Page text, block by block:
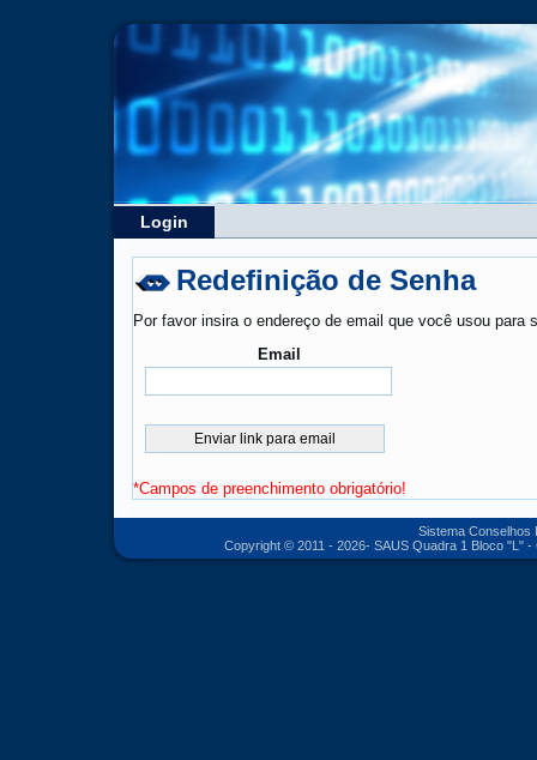
Login
Redefinição de Senha
Por favor insira o endereço de email que você usou para
Email
*Campos de preenchimento obrigatório!
Sistema Conselhos
Copyright © 2011 - 2026- SAUS Quadra 1 Bloco "L"